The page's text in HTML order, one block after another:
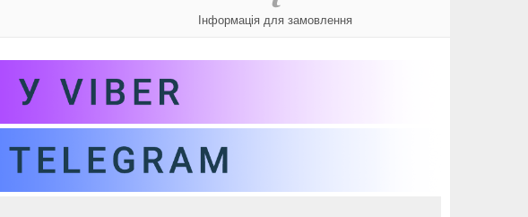
Інформація для замовлення